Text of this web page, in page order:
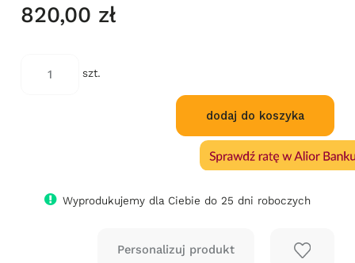
820,00 zł
szt.
dodaj do koszyka
Wyprodukujemy dla Ciebie do 25 dni roboczych